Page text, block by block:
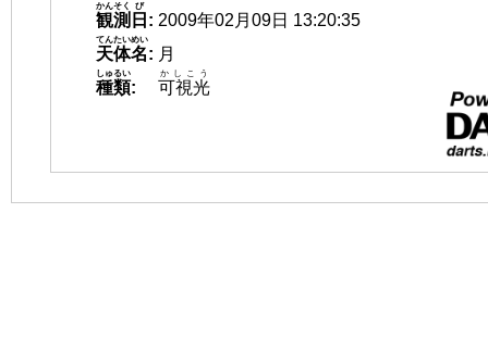
観測
かんそく
日
び
: 2009年02月09日 13:20:35
天体名
てんたいめい
: 月
種類
しゅるい
: 可視光
かしこう